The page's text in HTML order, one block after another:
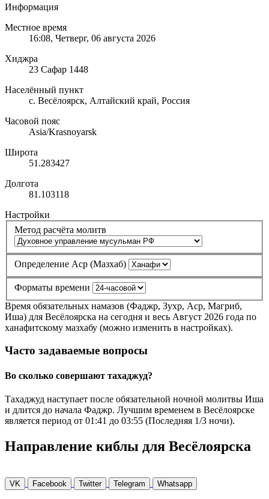
Информация
Местное время
16:08, Четверг, 06 августа 2026
Хиджра
23 Сафар 1448
Населённый пункт
с. Весёлоярск, Алтайский край, Россия
Часовой пояс
Asia/Krasnoyarsk
Широта
51.283427
Долгота
81.103118
Настройки
Метод расчёта молитв
Определение Аср (Мазхаб)
Форматы времени
Время обязательных намазов (Фаджр, Зухр, Аср, Магриб,
Иша) для Весёлоярска на сегодня и весь Август 2026 года по
ханафитскому мазхабу (можно изменить в настройках).
Часто задаваемые вопросы
Во сколько совершают тахаджуд?
Тахаджуд наступает после обязательной ночной молитвы Иша
и длится до начала Фаджр. Лучшим временем в Весёлоярске
является период от 01:41 до 03:55 (Последняя 1/3 ночи).
Направление киблы для Весёлоярска
VK Facebook Twitter Telegram Whatsapp